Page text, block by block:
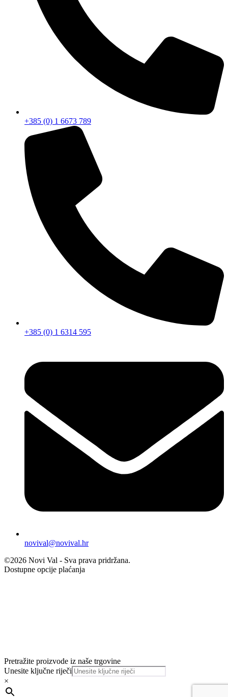
+385 (0) 1 6673 789
+385 (0) 1 6314 595
novival@novival.hr
©2026 Novi Val - Sva prava pridržana.
Dostupne opcije plaćanja
Pretražite proizvode iz naše trgovine
Unesite ključne riječi
×